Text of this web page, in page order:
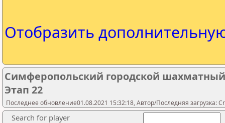
Отобразить
Симферопольский городской
Этап 22
Последнее обновление01.08.2021 15:32:18, Автор/Последняя загрузка:
Search for player